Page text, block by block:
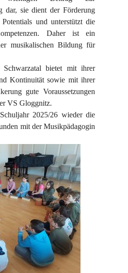
dar, sie dient der Förderung
und unterstützt die
Daher ist ein
musikalischen Bildung für
Schwarzatal bietet mit ihrer
Kontinuität sowie mit ihrer
gute Voraussetzungen
VS Gloggnitz.
2025/26 wieder die
mit der Musikpädagogin